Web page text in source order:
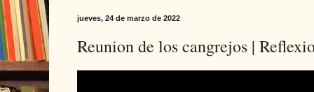
jueves, 24 de marzo de 2022
Reunion de los cangrejos |